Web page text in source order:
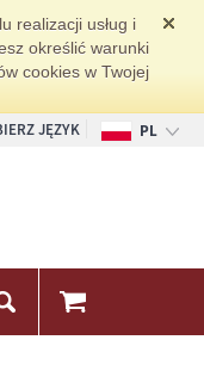
realizacji usług i
określić warunki
cookies w Twojej
JĘZYK
PL